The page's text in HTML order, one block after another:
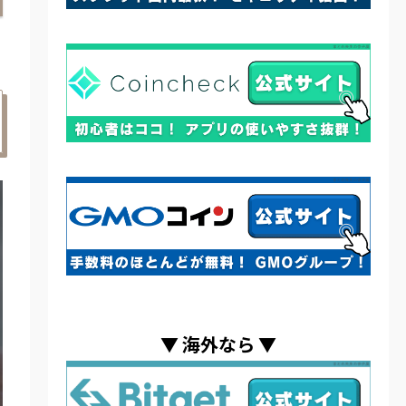
▼海外なら ▼